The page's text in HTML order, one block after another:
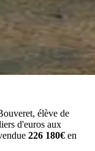
élève de
d'euros aux
226 180€ en